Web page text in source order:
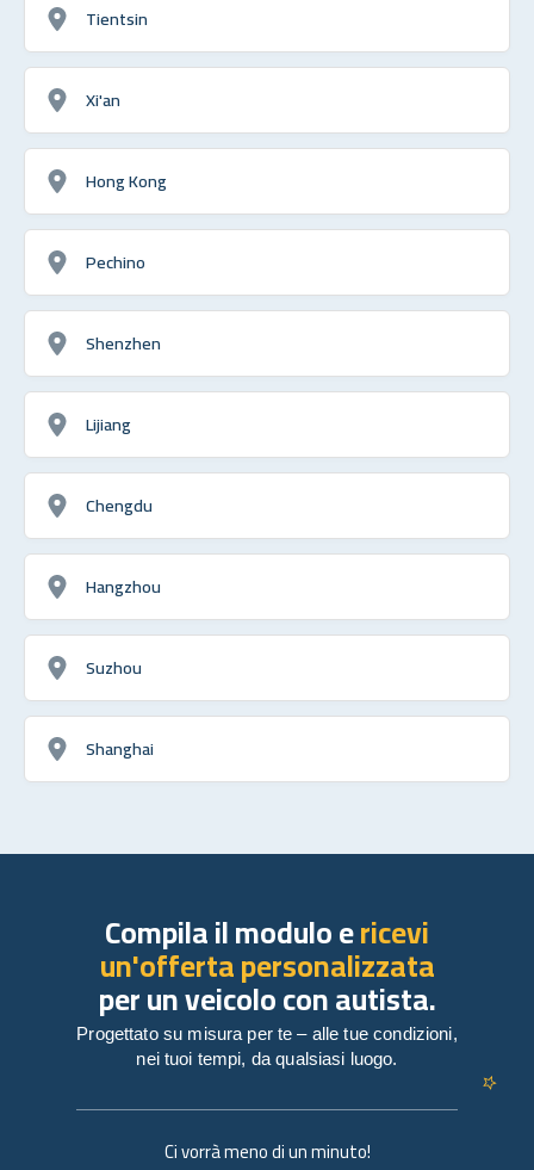
Tientsin
Xi'an
Hong Kong
Pechino
Shenzhen
Lijiang
Chengdu
Hangzhou
Suzhou
Shanghai
Ci vorrà meno di un minuto!
Compila il modulo ericevi
un'offerta personalizzata
per un veicolo con autista.
Progettato su misura per te – alle tue condizioni,
nei tuoi tempi, da qualsiasi luogo.